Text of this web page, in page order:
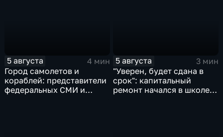
5 августа
4 мин
Город самолетов и
кораблей: представители
федеральных СМИ и
5 августа
3 мин
"Уверен, будет сдана в
срок": капитальный
ремонт начался в школе